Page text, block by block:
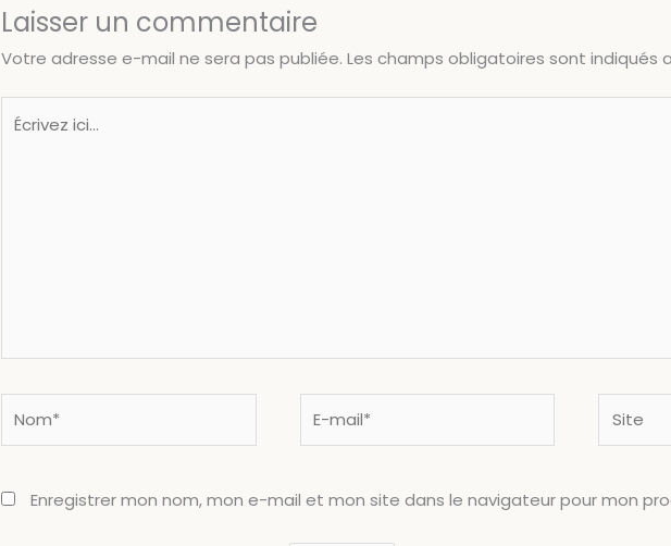
Laisser un commentaire
Votre adresse e-mail ne sera pas publiée. Les champs obligatoires sont indiqués
Enregistrer mon nom, mon e-mail et mon site dans le navigateur pour mon